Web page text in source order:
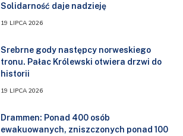
Solidarność daje nadzieję
19 LIPCA 2026
Srebrne gody następcy norweskiego
tronu. Pałac Królewski otwiera drzwi do
historii
19 LIPCA 2026
Drammen: Ponad 400 osób
ewakuowanych, zniszczonych ponad 100